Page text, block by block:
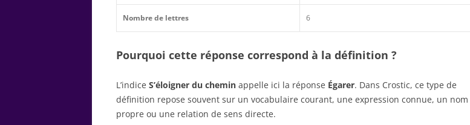
Nombre de lettres 6
Pourquoi cette réponse correspond à la définition ?
L’indice S’éloigner du chemin appelle ici la réponse Égarer. Dans Crostic, ce type de
définition repose souvent sur un vocabulaire courant, une expression connue, un nom
propre ou une relation de sens directe.